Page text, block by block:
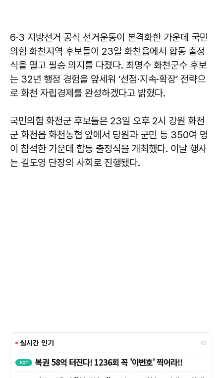
6·3 지방선거 공식 선거운동이 본격화한 가운데 국민
의힘 화천지역 후보들이 23일 화천읍에서 합동 출정
식을 열고 필승 의지를 다졌다. 최명수 화천군수 후보
는 32년 행정 경험을 앞세워 ‘선점·지속·확장’ 전략으
로 화천 자립경제를 완성하겠다고 밝혔다.
국민의힘 화천군 후보들은 23일 오후 2시 강원 화천
군 화천읍 화천농협 앞에서 당원과 군민 등 350여 명
이 참석한 가운데 합동 출정식을 개최했다. 이날 행사
는 길도영 단장의 사회로 진행됐다.